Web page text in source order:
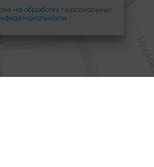
на обработку персональных